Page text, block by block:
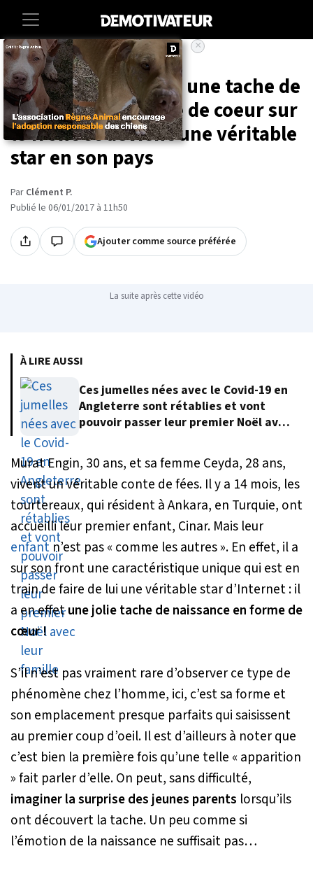
Accueil
Ce bébé est né avec une tache de
naissance en forme de coeur sur
le front et devient une véritable
star en son pays
Par Clément P.
Publié le 06/01/2017 à 11h50
Ajouter comme source préférée
La suite après cette vidéo
×
À LIRE AUSSI
Ces jumelles nées avec le Covid-19 en
Angleterre sont rétablies et vont
pouvoir passer leur premier Noël avec
Murat Engin, 30 ans, et sa femme Ceyda, 28 ans,
vivent un véritable conte de fées. Il y a 14 mois, les
tourtereaux, qui résident à Ankara, en Turquie, ont
accueilli leur premier enfant, Cinar. Mais leur
enfantn’est pas « comme les autres ». En effet, il a
sur son front une caractéristique unique qui est en
train de faire de lui une véritable star d’Internet : il
a en effetune jolie tache de naissance en forme de
cœur !
S’il n’est pas vraiment rare d’observer ce type de
phénomène chez l’homme, ici, c’est sa forme et
son emplacement presque parfaits qui saisissent
au premier coup d’oeil. Il est d’ailleurs à noter que
c’est bien la première fois qu’une telle « apparition
» fait parler d’elle. On peut, sans difficulté,
imaginer la surprise des jeunes parents lorsqu’ils
ont découvert la tache. Un peu comme si
l’émotion de la naissance ne suffisait pas…